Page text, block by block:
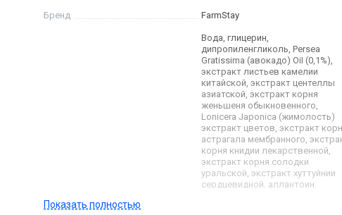
Бренд FarmStay
Вода, глицерин,
дипропиленгликоль, Persea
Gratissima (авокадо) OiI (0,1%),
экстракт листьев камелии
китайской, экстракт центеллы
азиатской, экстракт корня
женьшеня обыкновенного,
Lonicera Japonica (жимолость)
экстракт цветов, экстракт
астрагала мембранного,
корня книдии лекарственной,
экстракт корня солодки
уральской, экстракт хуттуйнии
сердцевидной, аллантоин,
Показать полностью